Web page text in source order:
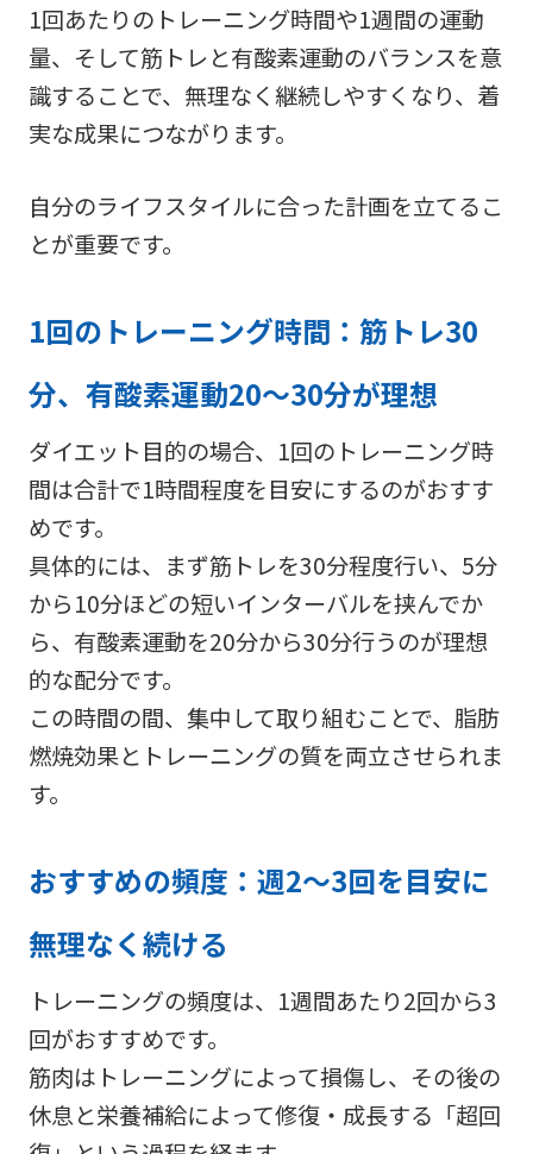
1回あたりのトレーニング時間や1週間の運動
量、そして筋トレと有酸素運動のバランスを意
識することで、無理なく継続しやすくなり、着
実な成果につながります。
自分のライフスタイルに合った計画を立てるこ
とが重要です。
1回のトレーニング時間：筋トレ30
分、有酸素運動20～30分が理想
ダイエット目的の場合、1回のトレーニング時
間は合計で1時間程度を目安にするのがおすす
めです。
具体的には、まず筋トレを30分程度行い、5分
から10分ほどの短いインターバルを挟んでか
ら、有酸素運動を20分から30分行うのが理想
的な配分です。
この時間の間、集中して取り組むことで、脂肪
燃焼効果とトレーニングの質を両立させられま
す。
おすすめの頻度：週2～3回を目安に
無理なく続ける
トレーニングの頻度は、1週間あたり2回から3
回がおすすめです。
筋肉はトレーニングによって損傷し、その後の
休息と栄養補給によって修復・成長する「超回